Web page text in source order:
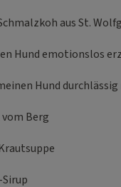
aus St.
Hund emotionslos
Hund durchlässig
Berg